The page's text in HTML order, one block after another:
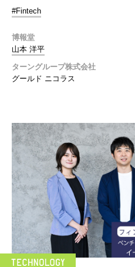
#Fintech
博報堂
山本 洋平
ターングループ株式会社
グールド ニコラス